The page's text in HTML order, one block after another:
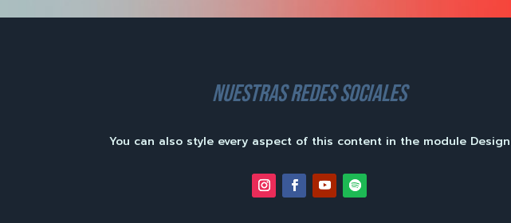
nuestras redes sociales
You can also style every aspect of this content in the module Design